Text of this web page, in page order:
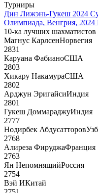
Турниры
Дин Лижэнь-Гукеш 2024
Олимпиада, Венгрия, 2024
10-ка лучших шахматистов
Магнус КарлсенНорвегия
2831
Каруана ФабианоСША
2803
Хикару НакамураСША
2802
Арджун ЭригайсиИндия
2801
Гукеш ДоммараджуИндия
2777
Нодирбек Абдусатторов
2768
Алиреза ФируджаФранция
2763
Ян НепомнящийРоссия
2754
Вэй ИКитай